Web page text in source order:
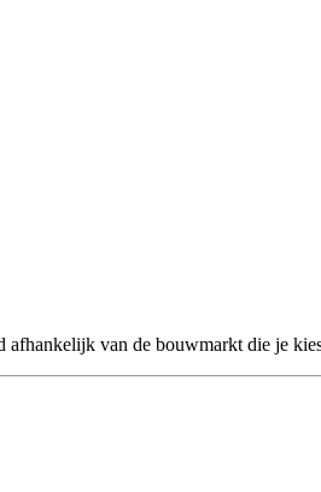
afhankelijk van de bouwmarkt die je